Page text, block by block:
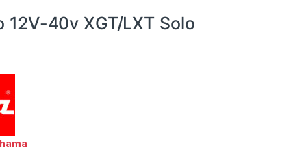
12V-40v XGT/LXT Solo